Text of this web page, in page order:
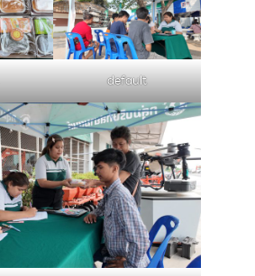
default